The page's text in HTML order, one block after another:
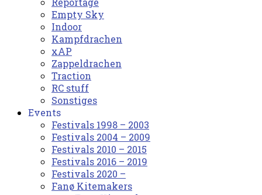
Empty Sky
Indoor
Kampfdrachen
xAP
Zappeldrachen
Traction
RC stuff
Sonstiges
Events
Festivals 1998 – 2003
Festivals 2004 – 2009
Festivals 2010 – 2015
Festivals 2016 – 2019
Festivals 2020 –
Fanø Kitemakers